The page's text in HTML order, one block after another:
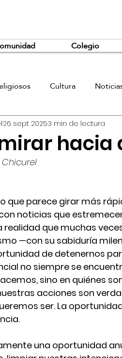
Colegio
Cultura
hacia
26 sept 20253 min de lectura
Chicurel
que parece girar más
noticias que
que muchas
—con su sabiduría
de detenernos
no siempre se
sino en quiénes
acciones son
ser. La
una oportunidad